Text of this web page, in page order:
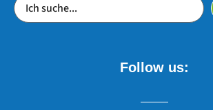
Follow us: